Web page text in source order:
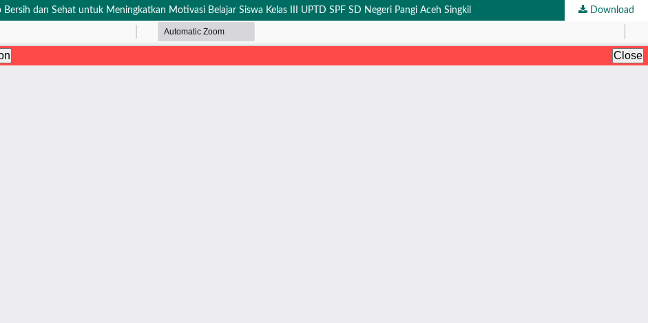
dan Sehat untuk Meningkatkan Motivasi Belajar Siswa Kelas III UPTD SPF SD Negeri Pangi Aceh Singkil Download